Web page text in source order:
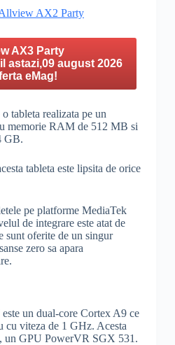
AX3 Party
astazi,09 august 2026
eMag!
tableta realizata pe un
memorie RAM de 512 MB si
GB.
tableta este lipsita de orice
pe platforme MediaTek
de integrare este atat de
sunt oferite de un singur
zero sa apara
este un dual-core Cortex A9 ce
cu viteza de 1 GHz. Acesta
un GPU PowerVR SGX 531.